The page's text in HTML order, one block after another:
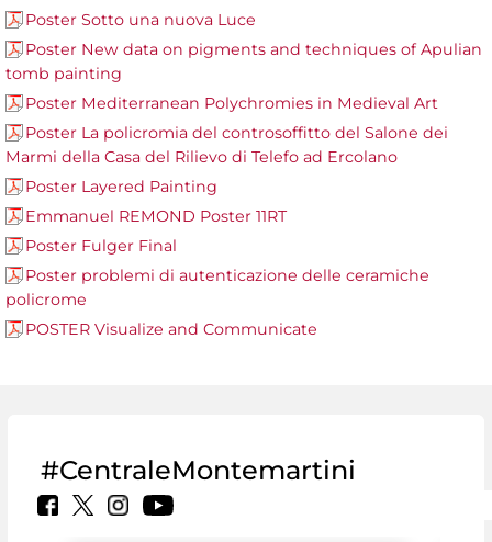
Poster Sotto una nuova Luce
Poster New data on pigments and techniques of Apulian
tomb painting
Poster Mediterranean Polychromies in Medieval Art
Poster La policromia del controsoffitto del Salone dei
Marmi della Casa del Rilievo di Telefo ad Ercolano
Poster Layered Painting
Emmanuel REMOND Poster 11RT
Poster Fulger Final
Poster problemi di autenticazione delle ceramiche
policrome
POSTER Visualize and Communicate
#CentraleMontemartini